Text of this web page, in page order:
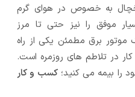
به خصوص در هوای گرم
موفق را نیز حتی تا مرز
برق مطمئن یکی از راه
در تلاطم های روزمره است.
را بیمه می کنید؛کسب و کار